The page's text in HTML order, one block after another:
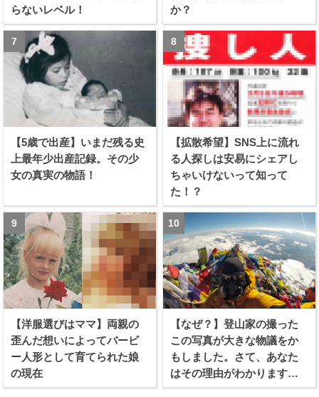
らないレベル！
か？
【5歳で出産】いまだ残る史
上最年少出産記録。その少
女の真実の物語！
【拡散希望】SNS上に流れ
る人探しは安易にシェアし
ちゃいけないって知って
た！？
【洋服選びはママ】両親の
歪んだ想いによってバービ
ー人形として育てられた娘
の現在
【なぜ？】登山家の撮った
この写真が大きな物議をか
もしました。さて、あなた
はその理由がわかります
か？